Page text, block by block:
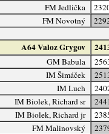
FM Jedlička
FM Novotný
A64 Valoz Grygov
GM Babula
IM Šimáček
IM Luch
IM Biolek, Richard sr
IM Biolek, Richard jr
FM Malinovský